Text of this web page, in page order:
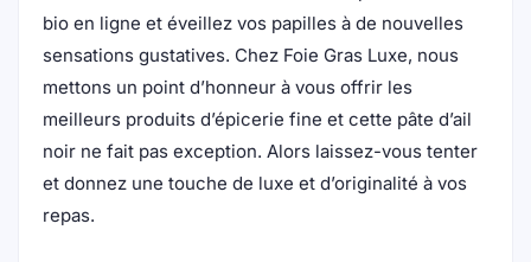
bio en ligne et éveillez vos papilles à de nouvelles
sensations gustatives. Chez Foie Gras Luxe, nous
mettons un point d’honneur à vous offrir les
meilleurs produits d’épicerie fine et cette pâte d’ail
noir ne fait pas exception. Alors laissez-vous tenter
et donnez une touche de luxe et d’originalité à vos
repas.